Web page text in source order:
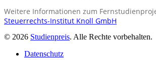
Weitere Informationen zum
Steuerrechts-Institut Knoll GmbH
© 2026 Studienpreis. Alle Rechte vorbehalten.
Datenschutz